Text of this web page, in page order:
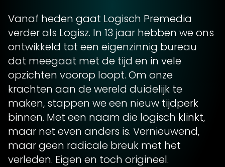
Vanaf heden gaat Logisch Premedia
verder als Logisz. In 13 jaar hebben we ons
ontwikkeld tot een eigenzinnig bureau
dat meegaat met de tijd en in vele
opzichten voorop loopt. Om onze
krachten aan de wereld duidelijk te
maken, stappen we een nieuw tijdperk
binnen. Met een naam die logisch klinkt,
maar net even anders is. Vernieuwend,
maar geen radicale breuk met het
verleden. Eigen en toch origineel.